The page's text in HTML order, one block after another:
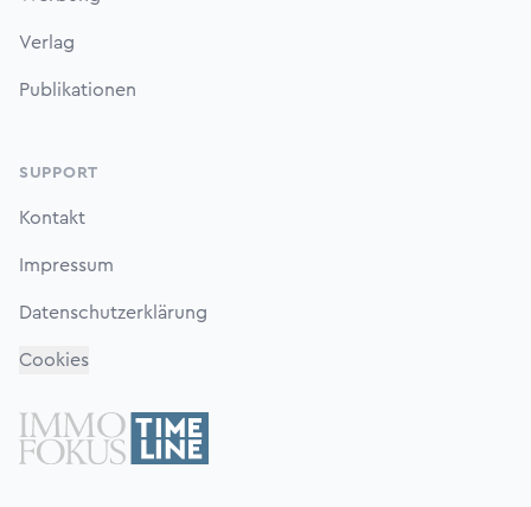
Verlag
Publikationen
SUPPORT
Kontakt
Impressum
Datenschutzerklärung
Cookies